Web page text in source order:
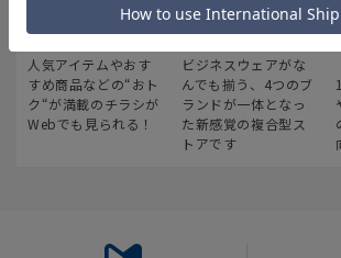
最新のお買い得情報
人気アイテムやおす
すめ商品などの“おト
ク“が満載のチラシが
Webでも見られる！
スーツスクエア
ビジネスウェアがな
んでも揃う、4つのブ
ランドが一体となっ
た新感覚の複合型ス
トアです